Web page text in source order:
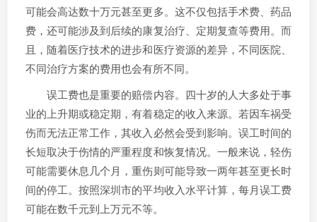
可能会高达数十万元甚至更多。这不仅包括手术费、药品
费，还可能涉及到后续的康复治疗、定期复查等费用。而
且，随着医疗技术的进步和医疗资源的差异，不同医院、
不同治疗方案的费用也会有所不同。
误工费也是重要的赔偿内容。四十岁的人大多处于事
业的上升期或稳定期，有着稳定的收入来源。若因车祸受
伤而无法正常工作，其收入必然会受到影响。误工时间的
长短取决于伤情的严重程度和恢复情况。一般来说，轻伤
可能需要休息几个月，重伤则可能导致一两年甚至更长时
间的停工。按照深圳市的平均收入水平计算，每月误工费
可能在数千元到上万元不等。